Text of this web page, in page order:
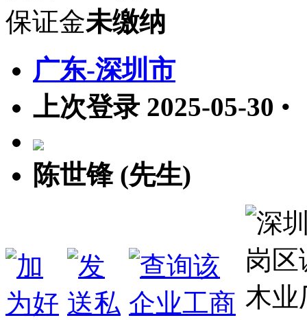
保证金未缴纳
广东-深圳市
上次登录 2025-05-30 •
陈世锋 (先生)